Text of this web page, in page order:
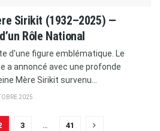
Sirikit (1932–2025) —
Rôle National
d'une figure emblématique. Le
a annoncé avec une profonde
Mère Sirikit survenu...
2025
3 … 41